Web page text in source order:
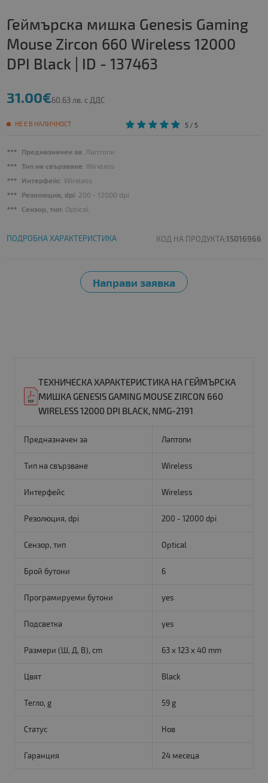
Геймърска мишка Genesis Gaming
Mouse Zircon 660 Wireless 12000
DPI Black | ID - 137463
31.00€60.63 лв. с ДДС
НЕ Е В НАЛИЧНОСТ 5 / 5
Предназначен за: Лаптопи
Тип на свързване: Wireless
Интерфейс: Wireless
Резолюция, dpi: 200 - 12000 dpi
Сензор, тип: Optical
ПОДРОБНА ХАРАКТЕРИСТИКА КОД НА ПРОДУКТА:15016966
ТЕХНИЧЕСКА ХАРАКТЕРИСТИКА НА ГЕЙМЪРСКА
МИШКА GENESIS GAMING MOUSE ZIRCON 660
WIRELESS 12000 DPI BLACK, NMG-2191
Предназначен за Лаптопи
Тип на свързване Wireless
Интерфейс Wireless
Резолюция, dpi 200 - 12000 dpi
Сензор, тип Optical
Брой бутони 6
Програмируеми бутони yes
Подсветка yes
Размери (Ш, Д, В), cm 63 x 123 x 40 mm
Цвят Black
Тегло, g 59 g
Статус Нов
Гаранция 24 месеца